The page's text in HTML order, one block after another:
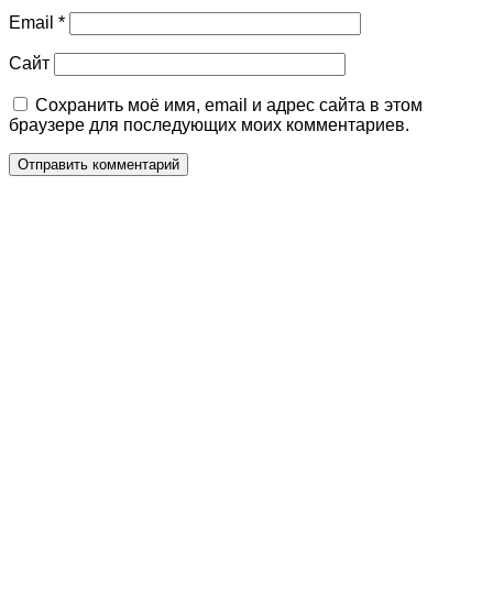
Email *
Сайт
Сохранить моё имя, email и адрес сайта в этом
браузере для последующих моих комментариев.